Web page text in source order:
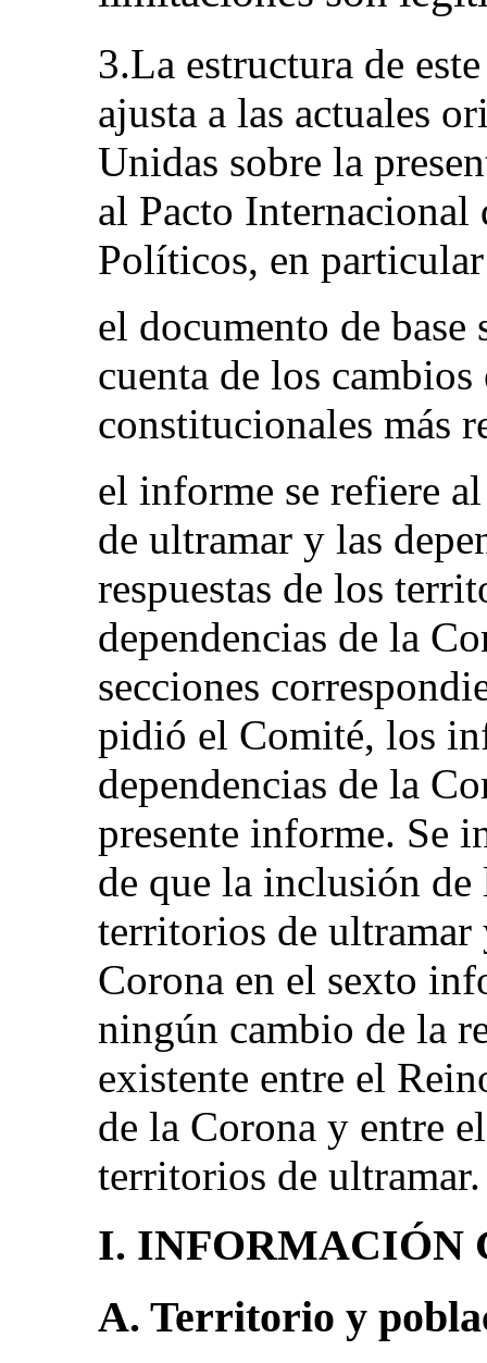
3.La estructura de
ajusta a las actuales
Unidas sobre la
al Pacto
Políticos, en
el documento de base
cuenta de los
constitucionales más
el informe se refiere
de ultramar y las
respuestas de los
dependencias de la
secciones
pidió el Comité, los
dependencias de la
presente informe. Se
de que la inclusión
territorios de ultramar
Corona en el sexto
ningún cambio de la
existente entre el
de la Corona y entre
territorios de ultramar.
I. INFORMACIÓN
A. Territorio y